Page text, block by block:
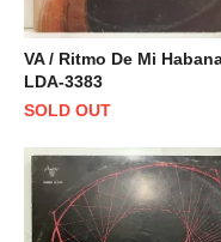
VA / Ritmo De Mi
LDA-3383
SOLD OUT